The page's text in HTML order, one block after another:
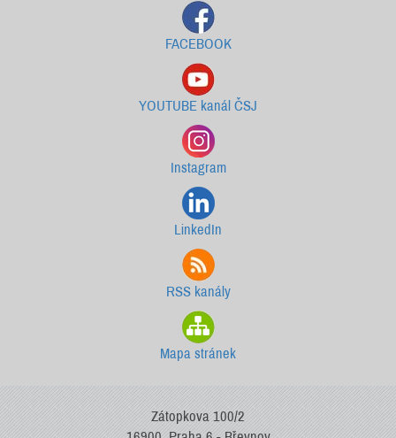
FACEBOOK
YOUTUBE kanál ČSJ
Instagram
LinkedIn
RSS kanály
Mapa stránek
Zátopkova 100/2